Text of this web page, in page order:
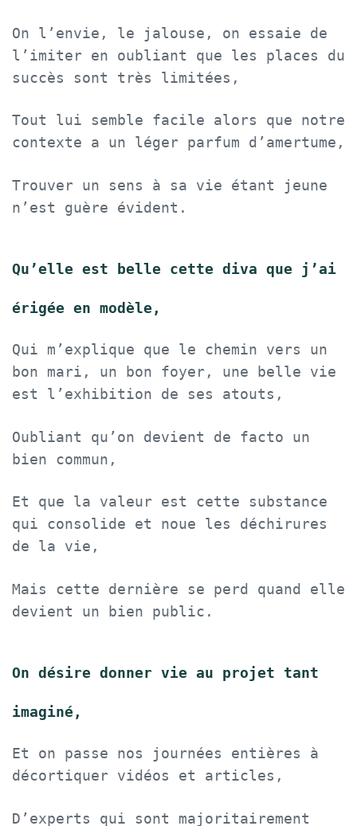
On l’envie, le jalouse, on essaie de
l’imiter en oubliant que les places du
succès sont très limitées,
Tout lui semble facile alors que notre
contexte a un léger parfum d’amertume,
Trouver un sens à sa vie étant jeune
n’est guère évident.
Qu’elle est belle cette diva que j’ai
érigée en modèle,
Qui m’explique que le chemin vers un
bon mari, un bon foyer, une belle vie
est l’exhibition de ses atouts,
Oubliant qu’on devient de facto un
bien commun,
Et que la valeur est cette substance
qui consolide et noue les déchirures
de la vie,
Mais cette dernière se perd quand elle
devient un bien public.
On désire donner vie au projet tant
imaginé,
Et on passe nos journées entières à
décortiquer vidéos et articles,
D’experts qui sont majoritairement